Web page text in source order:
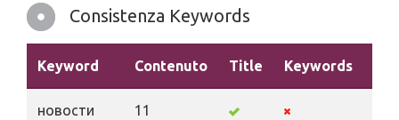
Consistenza Keywords
Keyword Contenuto Title Keywords
новости 11